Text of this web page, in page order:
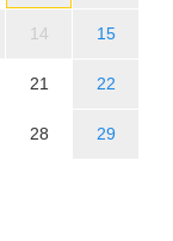
14 15
21 22
28 29